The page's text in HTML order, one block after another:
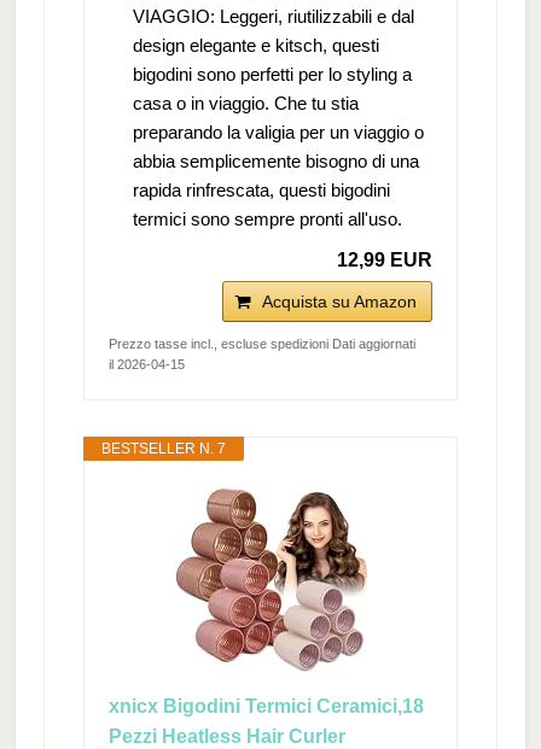
VIAGGIO: Leggeri, riutilizzabili e dal
design elegante e kitsch, questi
bigodini sono perfetti per lo styling a
casa o in viaggio. Che tu stia
preparando la valigia per un viaggio o
abbia semplicemente bisogno di una
rapida rinfrescata, questi bigodini
termici sono sempre pronti all'uso.
12,99 EUR
Acquista su Amazon
Prezzo tasse incl., escluse spedizioni Dati aggiornati
il 2026-04-15
BESTSELLER N. 7
xnicx Bigodini Termici Ceramici,18
Pezzi Heatless Hair Curler